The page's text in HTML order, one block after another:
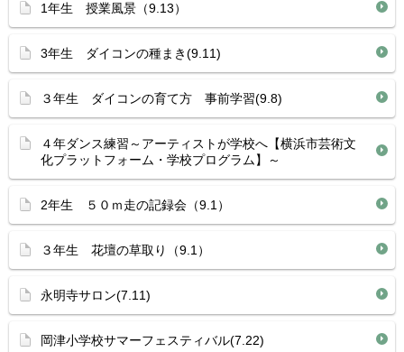
1年生 授業風景（9.13）
3年生 ダイコンの種まき(9.11)
３年生 ダイコンの育て方 事前学習(9.8)
４年ダンス練習～アーティストが学校へ【横浜市芸術文
化プラットフォーム・学校プログラム】～
2年生 ５０ｍ走の記録会（9.1）
３年生 花壇の草取り（9.1）
永明寺サロン(7.11)
岡津小学校サマーフェスティバル(7.22)